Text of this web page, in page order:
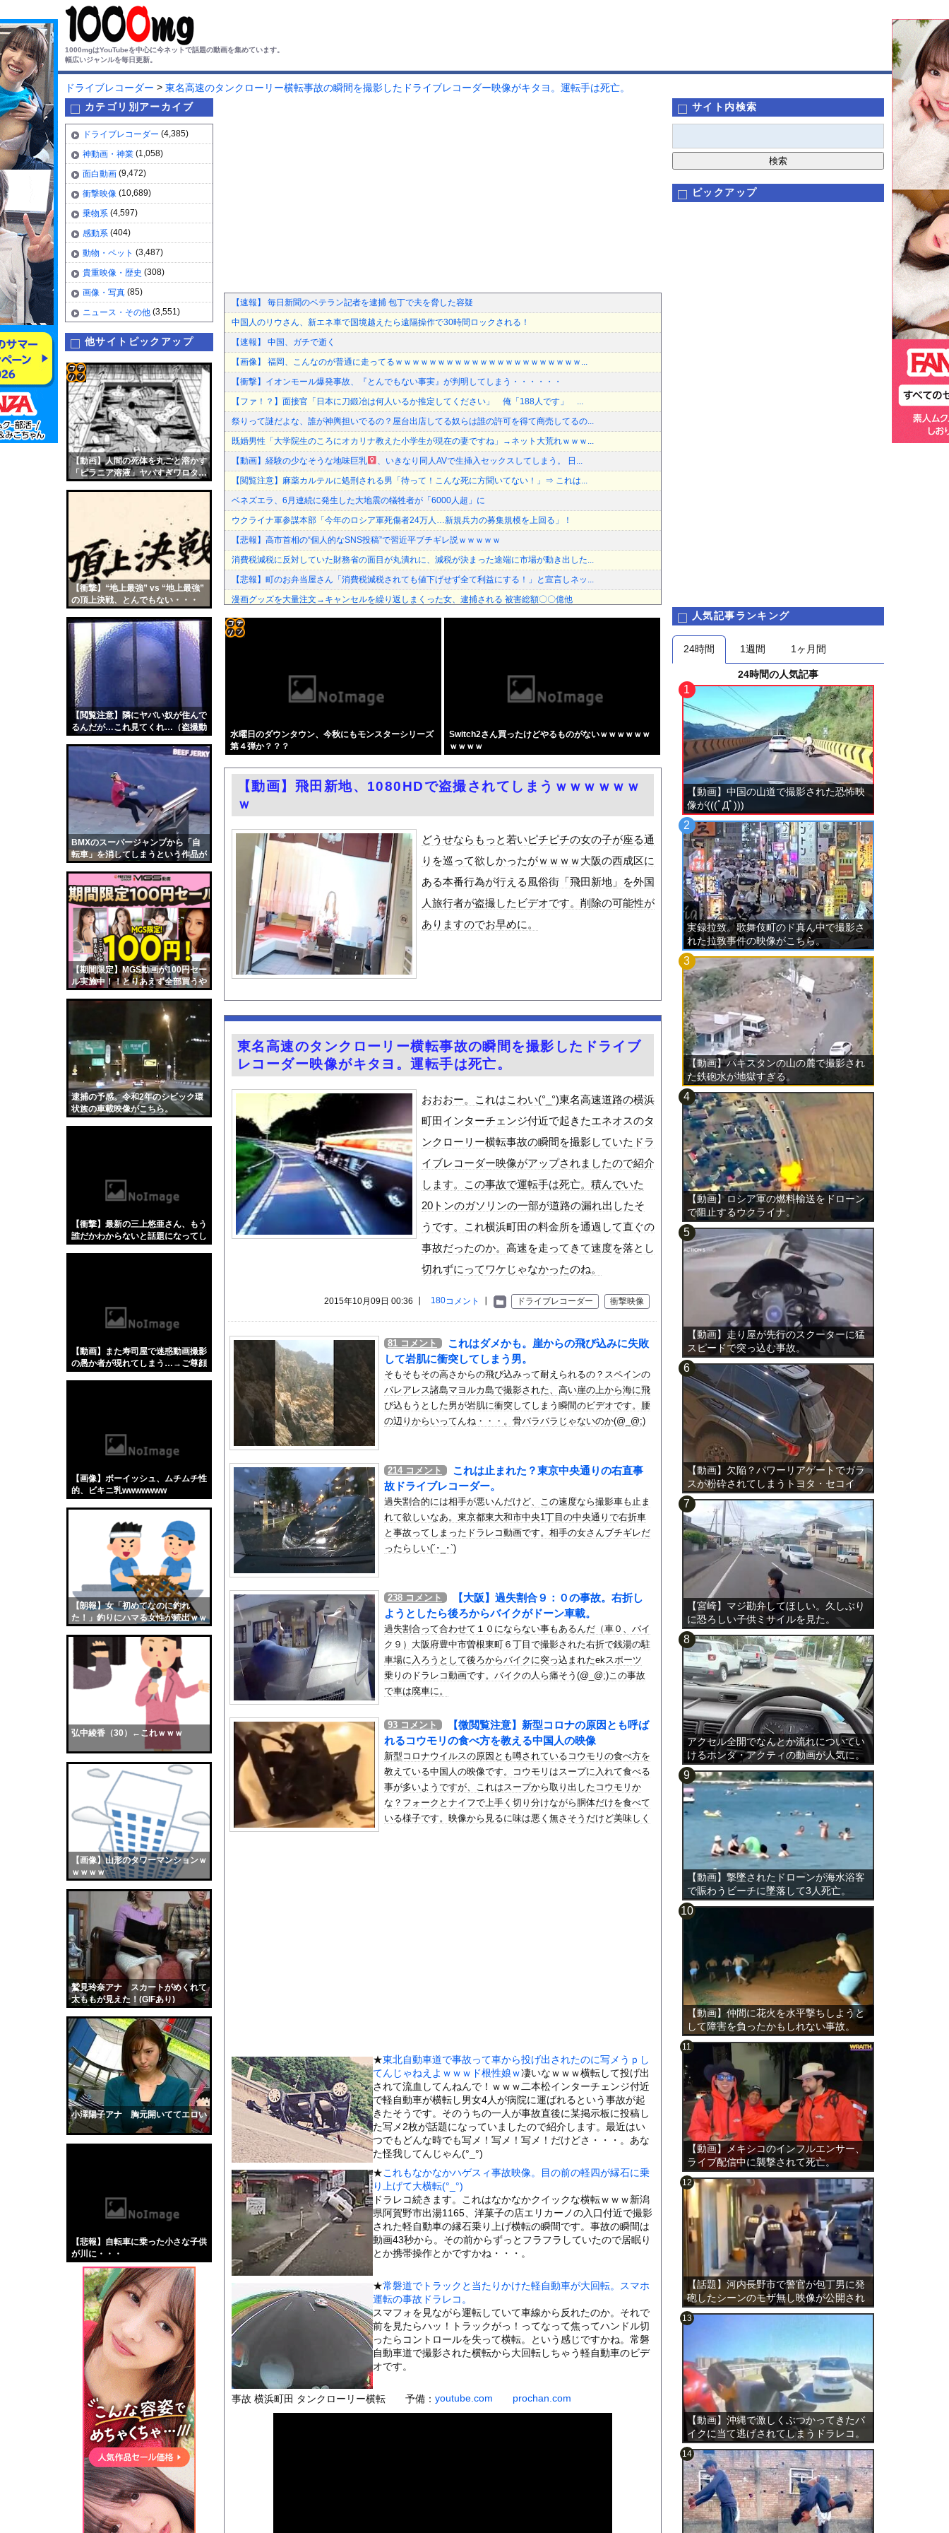
1000mgはYouTubeを中心に今ネットで話題の動画を集めています。
幅広いジャンルを毎日更新。
ドライブレコーダー > 東名高速のタンクローリー横転事故の瞬間を撮影したドライブレコーダー映像がキタヨ。運転手は死亡。
カテゴリ別アーカイブ
ドライブレコーダー (4,385)
神動画・神業 (1,058)
面白動画 (9,472)
衝撃映像 (10,689)
乗物系 (4,597)
感動系 (404)
動物・ペット (3,487)
貴重映像・歴史 (308)
画像・写真 (85)
ニュース・その他 (3,551)
他サイトピックアップ
【動画】人間の死体を丸ごと溶かす
「ピラニア溶液」ヤバすぎワロタ…
【衝撃】“地上最強” vs “地上最強”
の頂上決戦、とんでもない・・・
【閲覧注意】隣にヤバい奴が住んで
るんだが…これ見てくれ…（盗撮動
BMXのスーパージャンプから「自
転車」を消してしまうという作品が
【期間限定】MGS動画が100円セー
ル実施中！！とりあえず全部買うや
逮捕の予感。令和2年のシビック環
状族の車載映像がこちら。
【衝撃】最新の三上悠亜さん、もう
誰だかわからないと話題になってし
【動画】また寿司屋で迷惑動画撮影
の愚か者が現れてしまう…→ご尊顔
【画像】ボーイッシュ、ムチムチ性
的、ビキニ乳wwwwwww
【朗報】女「初めてなのに釣れ
た！」釣りにハマる女性が続出ｗｗ
弘中綾香（30）←これｗｗｗ
【画像】山形のタワーマンションｗ
ｗｗｗｗ
鷲見玲奈アナ スカートがめくれて
太ももが見えた！(GIFあり)
小澤陽子アナ 胸元開いててエロい
【悲報】自転車に乗った小さな子供
が川に・・・
コテ
リン
- 固
定リ
ンク
自動
【速報】 毎日新聞のベテラン記者を逮捕 包丁で夫を脅した容疑
中国人のリウさん、新エネ車で国境越えたら遠隔操作で30時間ロックされる！
【速報】 中国、ガチで逝く
【画像】 福岡、こんなのが普通に走ってるｗｗｗｗｗｗｗｗｗｗｗｗｗｗｗｗｗｗｗｗｗｗ...
【衝撃】イオンモール爆発事故、『とんでもない事実』が判明してしまう・・・・・・
【ファ！？】面接官「日本に刀鍛冶は何人いるか推定してください」 俺「188人です」 ...
祭りって謎だよな、誰が神輿担いでるの？屋台出店してる奴らは誰の許可を得て商売してるの...
既婚男性「大学院生のころにオカリナ教えた小学生が現在の妻ですね」→ネット大荒れｗｗｗ...
【動画】経験の少なそうな地味巨乳
、いきなり同人AVで生挿入セックスしてしまう。 日...
【閲覧注意】麻薬カルテルに処刑される男「待って！こんな死に方聞いてない！」⇒ これは...
ベネズエラ、6月連続に発生した大地震の犠牲者が「6000人超」に
ウクライナ軍参謀本部「今年のロシア軍死傷者24万人…新規兵力の募集規模を上回る」！
【悲報】高市首相の“個人的なSNS投稿”で習近平ブチギレ説ｗｗｗｗｗ
消費税減税に反対していた財務省の面目が丸潰れに、減税が決まった途端に市場が動き出した...
【悲報】町のお弁当屋さん「消費税減税されても値下げせず全て利益にする！」と宣言しネッ...
漫画グッズを大量注文→キャンセルを繰り返しまくった女、逮捕される 被害総額〇〇億他
【動画】大阪府警に射殺されたオッサン、めちゃめちゃ苦しそうに死ぬ
【動画】昭和のアイドルさん、個人情報を全部言ってしまう
車のエアコンは外気取入派？それとも内気循環派？
【朗報】パウ・パトロールのスカイとか言うドスケベ雌犬
ｗｗｗｗｗｗｗｗｗｗｗｗ
エロ漫画『女学校で男ひとりなので校則で性欲のはけ口にされる日常 2時限目』をrawや...
ネット空間ほど賛成論が強くない？女系天皇、養子子息の皇位継承など…皇室のあり方に関す...
兵庫斎藤知事、県の海外事務所を全廃へ「公務員が海外で遊ぶためにあるだけ」
影山優佳、赤ランジェリー×網タイツがスケベ過ぎる！只の痴女だろ・・・
同窓会帰りに既婚チ〇ポつまみ食いする一般人みさき(27)
【ニュース】 台風13号、迷走・・・
中国「大洪水！」中国ダム「決壊」地元民「公式発表より死者多い！」中国政府「住民拘束！...
韓国国会、サッカー前代表監督を追及「なぜ負けたのか」
日本旅行キャンセルすべきか…1万年ぶり史上最大級の火山の兆し＝韓国の反応
うちのネコが目の前にいた。私が上に物を投げるフリをする → 猫はこうなります…
【画像】8月だから夏に撮った写真あげていく
グラドル山根千芽（36歳）の豊満Iカップボディをお楽しみしまくりたいよな！
【画像】X民さん「ニンニクが青い！こんなの食えない！」
【画像】磯部花凛(30)、セクシー声優・井口裕香に対抗してしまうwwww
【朗報】秋田にアラブが2兆円の投資決定ｗｗｗ
Z世代さん、ジモティーでリース車を掴まされ80万円もだまし取られる…
堤礼実アナ 「朗読劇」ヴィジュアル撮影！！【GIF動画あり】
ハンターハンター強さ議論ってこれで間違い無いんか？
【Xの車窓から】オービスかと思ったら野生の炊飯器で草 ほか
【画像】福岡、こんなのが普通に走ってるｗｗｗｗｗｗｗｗｗｗｗｗｗｗｗｗ
『君のことが大大大大大好きな100人の彼女』17話感想 須藤育登場！ストイックな野球...
海釣りって何が楽しいの？
【ポロリ悲話】ネットで拡散してるおっぱいポロリ動画、何故か叩かれる・・・
【衝撃】「かわいい虫」ランキング、ついに発表される
「アメリカのヤンキーがアジア人にケンカを売った結果ｗｗｗ」 ほか
【悲報】「蕎麦」とかいう自炊最強のメシｗｗｗｗｗｗｗｗ
【4/4】嫁が浮気をしている。私の知らないスマホで連絡を取り合い、日中会ったりしてい...
、いきなり同人AVで生挿入セッ○スしてしまう。 ...
【悲報】石破茂さん「高市内閣のやり方は強引だ！」支持率下落の理由を指摘 → ﾈｯﾄ「...
萩原京平、全然練習しない
①ファウル ②ファウル ③空振り三振 ←思いついた選手他
【疑問】羽田空港近くで全日空機が衝突防止装置で作動回避。これで「ニアミスではない」っ...
【動画】走り屋が先行のスクーターに猛スピードで突っ込む事故。
【朗報】秋田にアラブが2兆円の投資決定
伊藤百花の仕事バンバン取ってくるDHの営業担当凄くないか？今年のボーナス凄いことにな...
宇賀神メグアナ 巨乳が微揺れ！！【GIF動画あり】
【画像】8月だから夏に撮った写真あげていく
元TBSアナ山本里菜が離婚発表「それぞれの道を歩むこととなりました」
【画像】 はいだしょうこ（47）「こんなオバサンでいいの…？」
フランス人「レベルが違う」日本代表GK鈴木彩艶、欧州王者PSG移籍間近に!?超絶プレ...
10代「ローゼンメイデンのアニメなんて知らない」8割
【画像】おまえらくんの机がこの女の子の椅子にされてたらｗｗｗ
【画像】この女優さん、可愛すぎる
【朗報】齋藤飛鳥、前屈みで完全に見えてる動画が拡散されてしまう…
【画像】おまえらこういう地雷系の女子高生って好きじゃないの？
海外「日本よ、お前がナンバーワンだ」 熊本地震直後の日本の対応のスピードに世界が衝撃
勇気を出して白人美女にチン凸したアジア人短小男
10年もの間浮気してた嫁。まさかと思い長男のDNA鑑定をするがいいな？と問うと、元嫁...
ウクライナ侵攻以降、ロシア軍兵士のHIV感染が2000％急増…ウクライナメディア！
【配信者】「金バエ」のSNS更新が1週間途絶え、様々な憶測が飛び交う。1週間ぶりの投...
【画像】女の子「危機管理フォーーーーム！！！」
私「ちょっと、人の家の金庫触らないでよ！」キチママ『そこに金庫があったから、開けてみ...
【朗報】みいちゃんと山田さん、ハッピーエンド確定 最後はママに埋葬される
サッカーの選手に落雷、帰らぬ人となる
【動画】看護師の男性に男が殴りかかるが…看護師が柔術使いだった
【黒歴史】こういう昔の大学ヤリサーの流出エロ動画（顔出し）が一番抜ける
韓国人「安貞桓が韓国代表に激怒！『惨憺たる結果、徹底的な刷新が必要だ』と監督や協会を...
ケンタッキーとか言う唐揚げ屋ｗｗｗｗｗ
【画像】このAVが性癖ブッ刺さりで精子ドクドク作られるわｗｗｗｗ
【悲報】味噌ラーメンで行列、出来ない
【中国】男の子が爆竹に点火 マンホールが爆発しふた吹き飛ぶ
【画像】伊藤舞雪とかいうＡＶ女優ｗｗｗｗｗｗｗｗｗｗw
【緊急】肛門にスティックのり入れたけど出てこないの！！
お知らせ
【動画】首都高で4tトラックが原因の玉突き事故に巻き込まれた軽バンの車載。
Powered by livedoor 相互RSS
このページは1000mg
が管理しています。 RSS設定 更新順130件まで。それ以降の古いものは表
示されません。
水曜日のダウンタウン、今秋にもモンスターシリーズ
第４弾か？？？
Switch2さん買ったけどやるものがないｗｗｗｗｗｗ
ｗｗｗｗ
自動
更新
【動画】飛田新地、1080HDで盗撮されてしまうｗｗｗｗｗｗ
ｗ
どうせならもっと若いピチピチの女の子が座る通
りを巡って欲しかったがｗｗｗｗ大阪の西成区に
ある本番行為が行える風俗街「飛田新地」を外国
人旅行者が盗撮したビデオです。削除の可能性が
ありますのでお早めに。
東名高速のタンクローリー横転事故の瞬間を撮影したドライブ
レコーダー映像がキタヨ。運転手は死亡。
おおおー。これはこわい(°_°)東名高速道路の横浜
町田インターチェンジ付近で起きたエネオスのタ
ンクローリー横転事故の瞬間を撮影していたドラ
イブレコーダー映像がアップされましたので紹介
します。この事故で運転手は死亡。積んでいた
20トンのガソリンの一部が道路の漏れ出したそ
うです。これ横浜町田の料金所を通過して直ぐの
事故だったのか。高速を走ってきて速度を落とし
切れずにってワケじゃなかったのね。
ドライブレコーダー 衝撃映像
180コメント
2015年10月09日 00:36 ┃
81 コメント
これはダメかも。崖からの飛び込みに失敗
して岩肌に衝突してしまう男。
そもそもその高さからの飛び込みって耐えられるの？スペインの
バレアレス諸島マヨルカ島で撮影された、高い崖の上から海に飛
び込もうとした男が岩肌に衝突してしまう瞬間のビデオです。腰
の辺りからいってんね・・・。骨バラバラじゃないのか(@_@;)
214 コメント
これは止まれた？東京中央通りの右直事
故ドライブレコーダー。
過失割合的には相手が悪いんだけど、この速度なら撮影車も止ま
れて欲しいなあ。東京都東大和市中央1丁目の中央通りで右折車
と事故ってしまったドラレコ動画です。相手の女さんブチギレだ
ったらしい(´･_･`)
238 コメント
【大阪】過失割合９：０の事故。右折し
ようとしたら後ろからバイクがドーン車載。
過失割合って合わせて１０にならない事もあるんだ（車０、バイ
ク９）大阪府豊中市曽根東町６丁目で撮影された右折で銭湯の駐
車場に入ろうとして後ろからバイクに突っ込まれたekスポーツ
乗りのドラレコ動画です。バイクの人ら痛そう(@_@;)この事故
で車は廃車に。
93 コメント
【微閲覧注意】新型コロナの原因とも呼ば
れるコウモリの食べ方を教える中国人の映像
新型コロナウイルスの原因とも噂されているコウモリの食べ方を
教えている中国人の映像です。コウモリはスープに入れて食べる
事が多いようですが、これはスープから取り出したコウモリか
な？フォークとナイフで上手く切り分けながら胴体だけを食べて
いる様子です。映像から見るに味は悪く無さそうだけど美味しく
★東北自動車道で事故って車から投げ出されたのに写メうｐし
てんじゃねえよｗｗｗド根性娘ｗ凄いなｗｗｗ横転して投げ出
されて流血してんねんで！ｗｗｗ二本松インターチェンジ付近
で軽自動車が横転し男女4人が病院に運ばれるという事故が起
きたそうです。そのうちの一人が事故直後に某掲示板に投稿し
た写メ2枚が話題になっていましたので紹介します。最近はい
つでもどんな時でも写メ！写メ！写メ！だけどさ・・・。あな
た怪我してんじゃん(°_°)
★これもなかなかハゲスィ事故映像。目の前の軽四が縁石に乗
り上げて大横転(°_°)
ドラレコ続きます。これはなかなかクイックな横転ｗｗｗ新潟
県阿賀野市出湯1165、洋菓子の店エリカーノの入口付近で撮影
された軽自動車の縁石乗り上げ横転の瞬間です。事故の瞬間は
動画43秒から。その前からずっとフラフラしていたので居眠り
とか携帯操作とかですかね・・・。
★常磐道でトラックと当たりかけた軽自動車が大回転。スマホ
運転の事故ドラレコ。
スマフォを見ながら運転していて車線から反れたのか。それで
前を見たらハッ！トラックがっ！ってなって焦ってハンドル切
ったらコントロールを失って横転。という感じですかね。常磐
自動車道で撮影された横転から大回転しちゃう軽自動車のビデ
オです。
事故 横浜町田 タンクローリー横転 予備： youtube.com prochan.com
サイト内検索
ピックアップ
人気記事ランキング
24時間 1週間 1ヶ月間
24時間の人気記事
【動画】中国の山道で撮影された恐怖映
像が(((ﾟДﾟ)))
実録拉致。歌舞伎町のド真ん中で撮影さ
れた拉致事件の映像がこちら。
【動画】パキスタンの山の麓で撮影され
た鉄砲水が地獄すぎる。
【動画】ロシア軍の燃料輸送をドローン
で阻止するウクライナ。
【動画】走り屋が先行のスクーターに猛
スピードで突っ込む事故。
【動画】欠陥？パワーリアゲートでガラ
スが粉砕されてしまうトヨタ・セコイ
ア。
【宮崎】マジ勘弁してほしい。久しぶり
に恐ろしい子供ミサイルを見た。
アクセル全開でなんとか流れについてい
けるホンダ・アクティの動画が人気に。
【動画】撃墜されたドローンが海水浴客
で賑わうビーチに墜落して3人死亡。
【動画】仲間に花火を水平撃ちしようと
して障害を負ったかもしれない事故。
【動画】メキシコのインフルエンサー、
ライブ配信中に襲撃されて死亡。
【話題】河内長野市で警官が包丁男に発
砲したシーンのモザ無し映像が公開され
る。
【動画】沖縄で激しくぶつかってきたバ
イクに当て逃げされてしまうドラレコ。